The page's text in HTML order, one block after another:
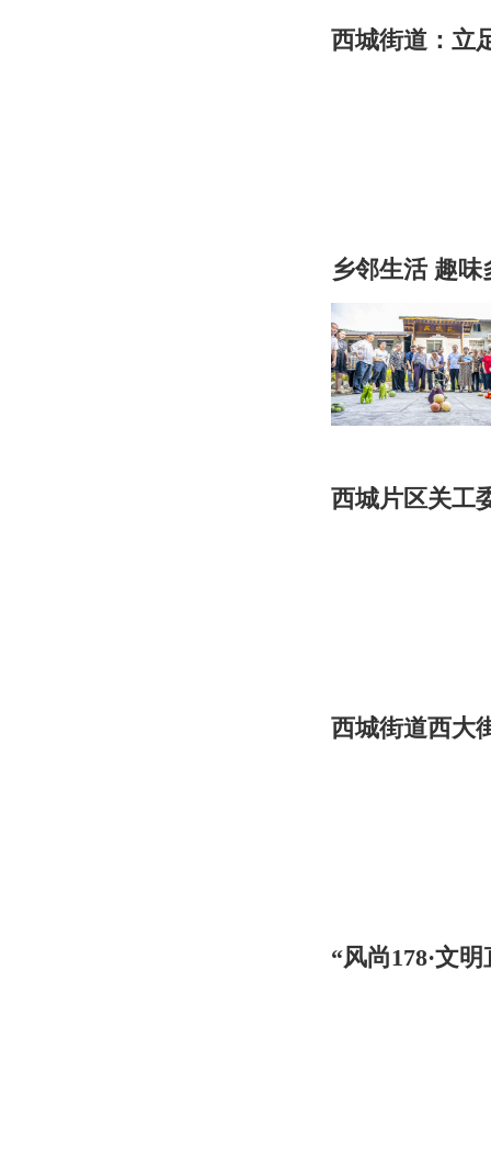
西城街道：立
乡邻生活 趣味
西城片区关工
西城街道西大
“风尚178·文